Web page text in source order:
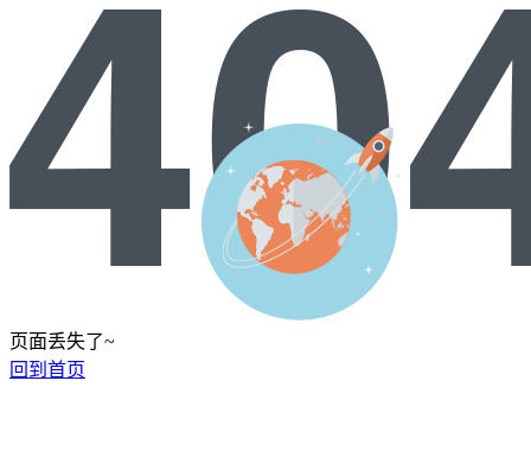
页面丢失了~
回到首页